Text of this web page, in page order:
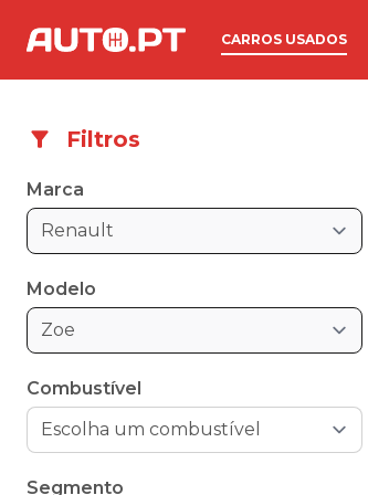
CARROS USADOS
Filtros
Marca
Renault
Modelo
Zoe
Combustível
Segmento